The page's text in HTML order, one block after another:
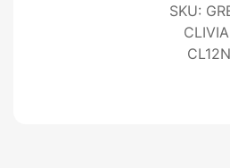
SKU:
CL12N